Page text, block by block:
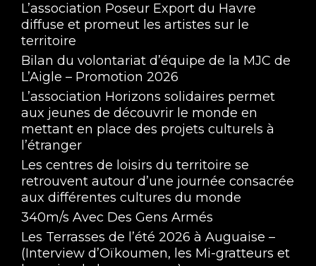
L’association Poseur Export du Havre
diffuse et promeut les artistes sur le
territoire
Bilan du volontariat d’équipe de la MJC de
L’Aigle – Promotion 2026
L’association Horizons solidaires permet
aux jeunes de découvrir le monde en
mettant en place des projets culturels à
l’étranger
Les centres de loisirs du territoire se
retrouvent autour d’une journée consacrée
aux différentes cultures du monde
340m/s Avec Des Gens Armés
Les Terrasses de l’été 2026 à Auguaise –
(Interview d’Oïkoumen, les Mi-gratteurs et